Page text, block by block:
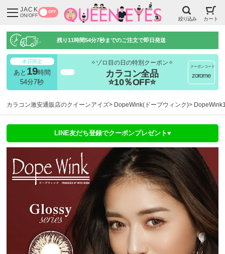
JACK
ON/OFF
OFF
絞り込み カート
残り11時間54分7秒までのご注文で即日発送
本日限定
あと 19時間
54分7秒
✧ゾロ目の日の特別クーポン✧
カラコン全品
⭐10％OFF⭐
クーポンコード
zorome
カラコン激安通販店のクイーンアイズ DopeWink(ドープウィンク)
LINE友だち登録でクーポンプレゼント♥